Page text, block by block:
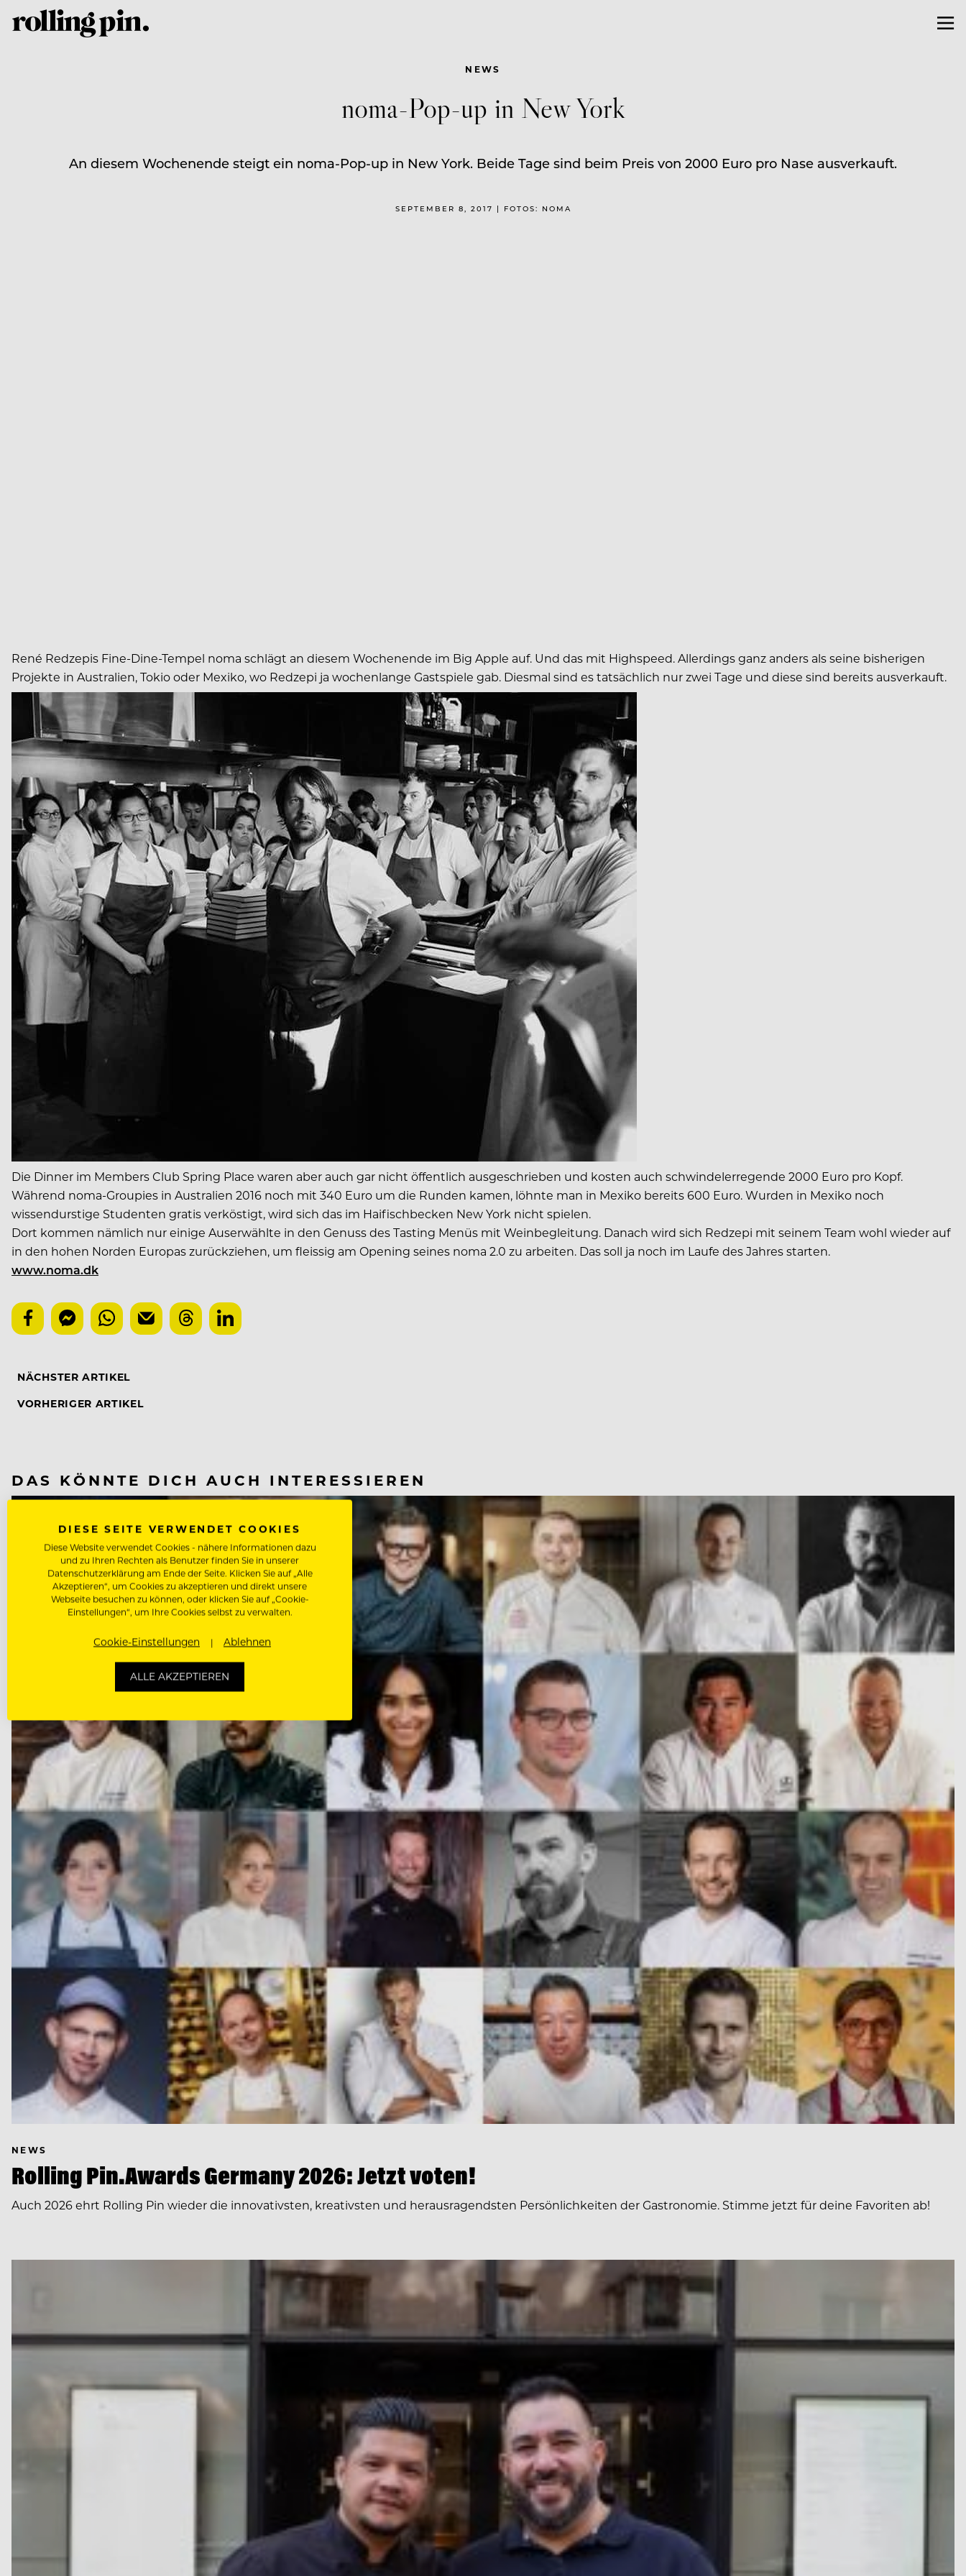
NEWS
noma-Pop-up in New York
An diesem Wochenende steigt ein noma-Pop-up in New York. Beide Tage sind beim Preis von 2000 Euro pro Nase ausverkauft.
SEPTEMBER 8, 2017 | FOTOS: NOMA
René Redzepis Fine-Dine-Tempel noma schlägt an diesem Wochenende im Big Apple auf. Und das mit Highspeed. Allerdings ganz anders als seine bisherigen
Projekte in Australien, Tokio oder Mexiko, wo Redzepi ja wochenlange Gastspiele gab. Diesmal sind es tatsächlich nur zwei Tage und diese sind bereits ausverkauft.
Die Dinner im Members Club Spring Place waren aber auch gar nicht öffentlich ausgeschrieben und kosten auch schwindelerregende 2000 Euro pro Kopf.
Während noma-Groupies in Australien 2016 noch mit 340 Euro um die Runden kamen, löhnte man in Mexiko bereits 600 Euro. Wurden in Mexiko noch
wissendurstige Studenten gratis verköstigt, wird sich das im Haifischbecken New York nicht spielen.
Dort kommen nämlich nur einige Auserwählte in den Genuss des Tasting Menüs mit Weinbegleitung. Danach wird sich Redzepi mit seinem Team wohl wieder auf
in den hohen Norden Europas zurückziehen, um fleissig am Opening seines noma 2.0 zu arbeiten. Das soll ja noch im Laufe des Jahres starten.
www.noma.dk
NÄCHSTER ARTIKEL
VORHERIGER ARTIKEL
DAS KÖNNTE DICH AUCH INTERESSIEREN
NEWS
Rolling Pin.Awards Germany 2026: Jetzt voten!
Auch 2026 ehrt Rolling Pin wieder die innovativsten, kreativsten und herausragendsten Persönlichkeiten der Gastronomie. Stimme jetzt für deine Favoriten ab!
DIESE SEITE VERWENDET COOKIES
Diese Website verwendet Cookies - nähere Informationen dazu
und zu Ihren Rechten als Benutzer finden Sie in unserer
Datenschutzerklärung am Ende der Seite. Klicken Sie auf „Alle
Akzeptieren“, um Cookies zu akzeptieren und direkt unsere
Webseite besuchen zu können, oder klicken Sie auf „Cookie-
Einstellungen“, um Ihre Cookies selbst zu verwalten.
Cookie-Einstellungen Ablehnen
ALLE AKZEPTIEREN